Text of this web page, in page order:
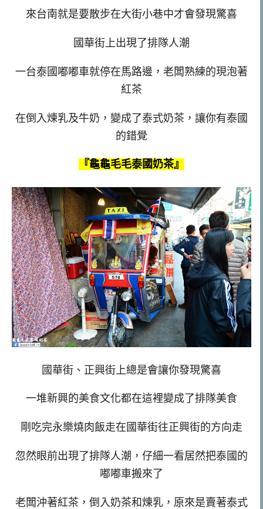
來台南就是要散步在大街小巷中才會發現驚喜
國華街上出現了排隊人潮
一台泰國嘟嘟車就停在馬路邊，老闆熟練的現泡著
紅茶
在倒入煉乳及牛奶，變成了泰式奶茶，讓你有泰國
的錯覺
『龜龜毛毛泰國奶茶』
國華街、正興街上總是會讓你發現驚喜
一堆新興的美食文化都在這裡變成了排隊美食
剛吃完永樂燒肉飯走在國華街往正興街的方向走
忽然眼前出現了排隊人潮，仔細一看居然把泰國的
嘟嘟車搬來了
老闆沖著紅茶，倒入奶茶和煉乳，原來是賣著泰式